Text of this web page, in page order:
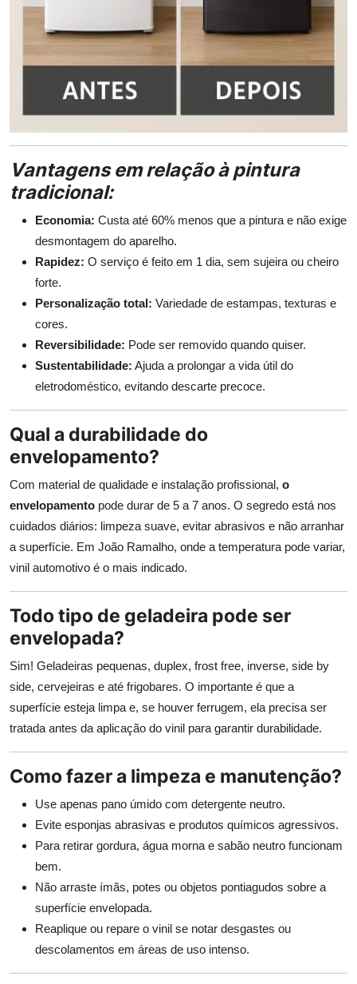
Vantagens em relação à pintura
tradicional:
Economia: Custa até 60% menos que a pintura e não exige
desmontagem do aparelho.
Rapidez: O serviço é feito em 1 dia, sem sujeira ou cheiro
forte.
Personalização total: Variedade de estampas, texturas e
cores.
Reversibilidade: Pode ser removido quando quiser.
Sustentabilidade: Ajuda a prolongar a vida útil do
eletrodoméstico, evitando descarte precoce.
Qual a durabilidade do
envelopamento?
Com material de qualidade e instalação profissional, o
envelopamento pode durar de 5 a 7 anos. O segredo está nos
cuidados diários: limpeza suave, evitar abrasivos e não arranhar
a superfície. Em João Ramalho, onde a temperatura pode variar,
vinil automotivo é o mais indicado.
Todo tipo de geladeira pode ser
envelopada?
Sim! Geladeiras pequenas, duplex, frost free, inverse, side by
side, cervejeiras e até frigobares. O importante é que a
superfície esteja limpa e, se houver ferrugem, ela precisa ser
tratada antes da aplicação do vinil para garantir durabilidade.
Como fazer a limpeza e manutenção?
Use apenas pano úmido com detergente neutro.
Evite esponjas abrasivas e produtos químicos agressivos.
Para retirar gordura, água morna e sabão neutro funcionam
bem.
Não arraste ímãs, potes ou objetos pontiagudos sobre a
superfície envelopada.
Reaplique ou repare o vinil se notar desgastes ou
descolamentos em áreas de uso intenso.